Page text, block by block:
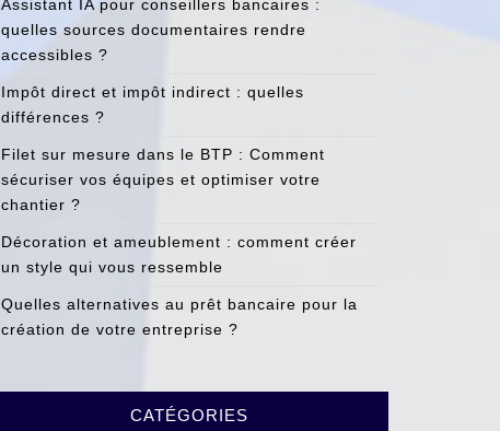
Assistant IA pour conseillers bancaires :
quelles sources documentaires rendre
accessibles ?
Impôt direct et impôt indirect : quelles
différences ?
Filet sur mesure dans le BTP : Comment
sécuriser vos équipes et optimiser votre
chantier ?
Décoration et ameublement : comment créer
un style qui vous ressemble
Quelles alternatives au prêt bancaire pour la
création de votre entreprise ?
CATÉGORIES